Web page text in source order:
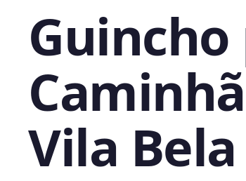
Guincho
Vila